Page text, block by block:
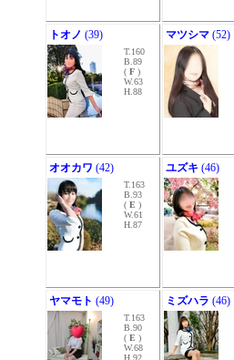
トオノ (39)
T.160
B.89
( F )
W.63
H.88
マツシマ (52)
オオカワ (42)
T.163
B.93
( E )
W.61
H.87
ユズキ (46)
ヤマモト (49)
T.163
B.90
( E )
W.68
H.92
ミズハラ (46)